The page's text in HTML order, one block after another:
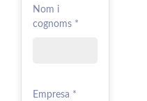
Nom i
cognoms *
Empresa *